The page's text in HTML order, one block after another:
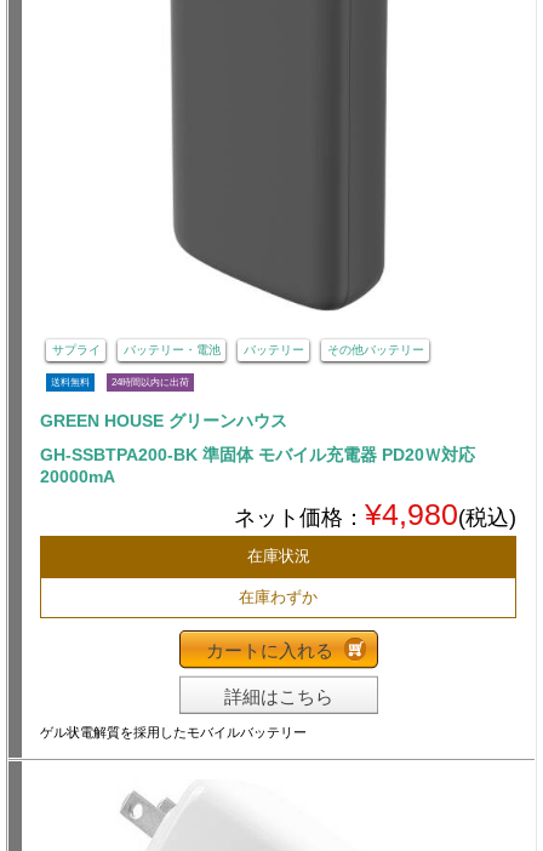
サプライ バッテリー・電池 バッテリー その他バッテリー
送料無料 24時間以内に出荷
GREEN HOUSE グリーンハウス
GH-SSBTPA200-BK 準固体 モバイル充電器 PD20Ｗ対応
20000mA
ネット価格： ¥4,980(税込)
在庫状況
在庫わずか
カートに入れる
詳細はこちら
ゲル状電解質を採用したモバイルバッテリー